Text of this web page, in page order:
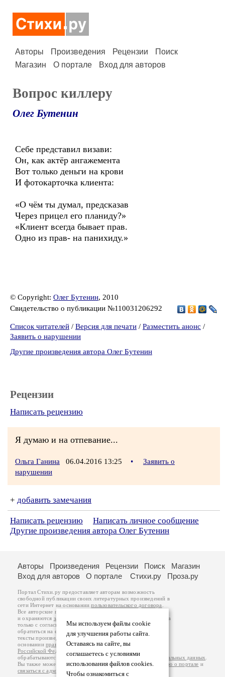
Авторы Произведения Рецензии
Поиск
Магазин
О портале Вход для авторов
Вопрос киллеру
Олег Бутенин
Себе представил визави:
Он, как актёр ангажемента
Вот только деньги на крови
И фотокарточка клиента:
«О чём ты думал, предсказав
Через прицел его планиду?»
«Клиент всегда бывает прав.
Одно из прав- на панихиду.»
© Copyright: Олег Бутенин, 2010
Свидетельство о публикации №110031206292
Список читателей / Версия для печати / Разместить анонс /
Заявить о нарушении
Другие произведения автора Олег Бутенин
Рецензии
Написать рецензию
Я думаю и на отпевание...
Ольга Ганина 06.04.2016 13:25 •
Заявить о
нарушении
+ добавить замечания
Написать рецензию
Написать личное сообщение
Другие произведения автора Олег Бутенин
Мы используем файлы cookie
для улучшения работы сайта.
Оставаясь на сайте, вы
соглашаетесь с условиями
использования файлов cookies.
Чтобы ознакомиться с
Авторы Произведения Рецензии Поиск
Магазин
Вход для авторов
О портале Стихи.ру Проза.ру
Портал Стихи.ру предоставляет авторам возможность
свободной публикации своих литературных произведений в
сети Интернет на основаниипользовательского договора
Все авторские права на произведения принадлежат авторам
и охраняются законом
. Перепечатка произведений возможна
только с согласия его автора, к которому вы можете
обратиться на его авторской странице. Ответственность за
тексты произведений авторы несут самостоятельно на
основанииправил публикацииизаконодательства
Российской Федерации
обрабатываются на основанииПолитики обработки персональных данных
Вы также можете посмотреть более подробнуюинформацию о портале и
связаться с администрацией